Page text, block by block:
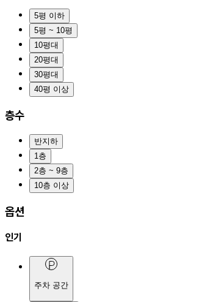
5평 이하
5평 ~ 10평
10평대
20평대
30평대
40평 이상
층수
반지하
1층
2층 ~ 9층
10층 이상
옵션
인기
주차 공간